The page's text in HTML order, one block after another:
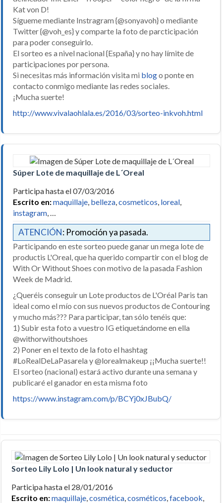
Kat von D!
Sígueme mediante Instragram {@sonyavoh} o mediante
Twitter {@voh_es} y comparte la foto de parcticipación
para poder conseguirlo.
El sorteo es a nivel nacional {España} y no hay límite de
participaciones por persona.
Si necesitas más información visita mi blogo ponte en
contacto conmigo mediante las redes sociales.
¡Mucha suerte!
http://www.vivalaohlala.es/2016/03/sorteo-inkvoh.html
Súper Lote de maquillaje de L´Oreal
Participa hasta el 07/03/2016
Escrito en:maquillaje, belleza,cosmeticos, loreal,
instagram, …
ATENCIÓN: Promoción ya pasada.
Participando en este sorteo puede ganar un mega lote de
productis L'Oreal, que ha querido compartir con el blog de
With Or Without Shoes con motivo de la pasada Fashion
Week de Madrid.
¿Queréis conseguir un Lote productos de L'Oréal Paris tan
ideal como el mío con sus nuevos productos de Contouring
y mucho más??? Para participar, tan sólo tenéis que:
1) Subir esta foto a vuestro IG etiquetándome en ella
@withorwithoutshoes
2) Poner en el texto de la foto el hashtag
#LoRealDeLaPasarela y @lorealmakeup ¡¡Mucha suerte!!
El sorteo (nacional) estará activo durante una semana y
publicaré el ganador en esta misma foto
https://www.instagram.com/p/BCYj0xJBubQ/
Sorteo Lily Lolo | Un look natural y seductor
Participa hasta el 28/01/2016
Escrito en:maquillaje,cosmética,cosméticos,facebook,